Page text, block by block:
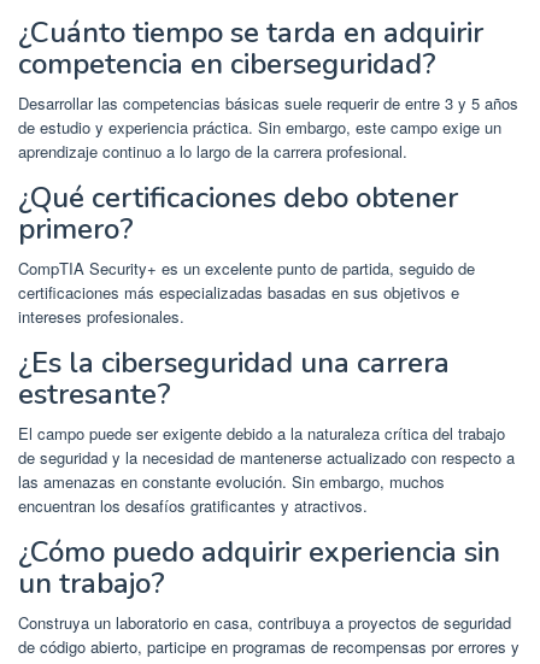
¿Cuánto tiempo se tarda en adquirir
competencia en ciberseguridad?
Desarrollar las competencias básicas suele requerir de entre 3 y 5 años
de estudio y experiencia práctica. Sin embargo, este campo exige un
aprendizaje continuo a lo largo de la carrera profesional.
¿Qué certificaciones debo obtener
primero?
CompTIA Security+ es un excelente punto de partida, seguido de
certificaciones más especializadas basadas en sus objetivos e
intereses profesionales.
¿Es la ciberseguridad una carrera
estresante?
El campo puede ser exigente debido a la naturaleza crítica del trabajo
de seguridad y la necesidad de mantenerse actualizado con respecto a
las amenazas en constante evolución. Sin embargo, muchos
encuentran los desafíos gratificantes y atractivos.
¿Cómo puedo adquirir experiencia sin
un trabajo?
Construya un laboratorio en casa, contribuya a proyectos de seguridad
de código abierto, participe en programas de recompensas por errores y